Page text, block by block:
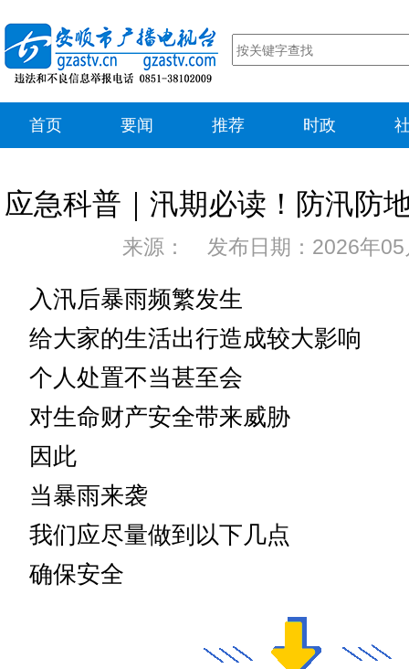
首页 要闻 推荐 时政
应急科普｜汛期必读！防汛防
来源： 发布日期：2026年05
入汛后暴雨频繁发生
给大家的生活出行造成较大影响
个人处置不当甚至会
对生命财产安全带来威胁
因此
当暴雨来袭
我们应尽量做到以下几点
确保安全